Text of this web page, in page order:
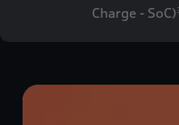
Charge - SoC)